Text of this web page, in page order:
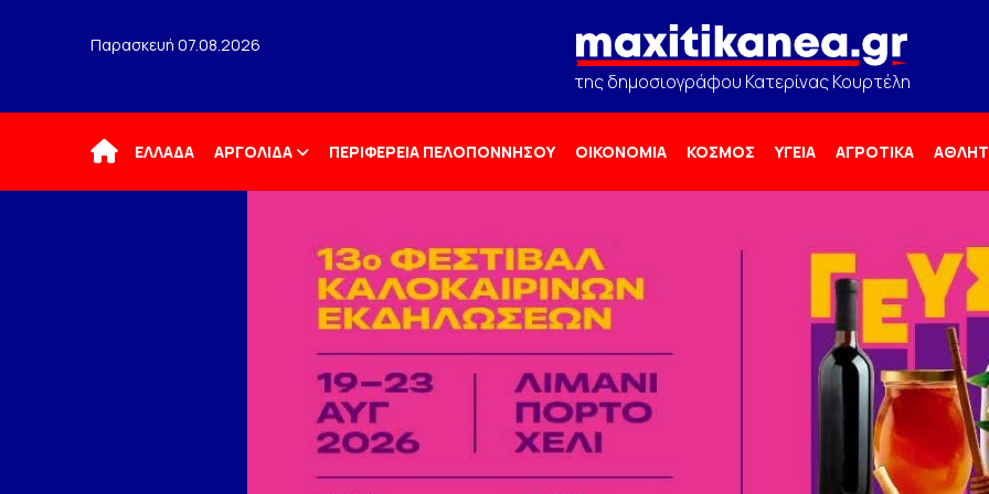
Παρασκευή 07.08.2026
της δημοσιογράφου Κατερίνας Κουρτέλη
ΑρχικήΕΛΛΑΔΑ ΑΡΓΟΛΙΔΑ ΠΕΡΙΦΕΡΕΙΑ ΠΕΛΟΠΟΝΝΗΣΟΥ ΟΙΚΟΝΟΜΙΑ ΚΟΣΜΟΣ ΥΓΕΙΑ ΑΓΡΟΤΙΚΑ